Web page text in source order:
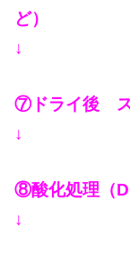
ど）
↓
⑦ドライ後 ス
↓
⑧酸化処理（
↓